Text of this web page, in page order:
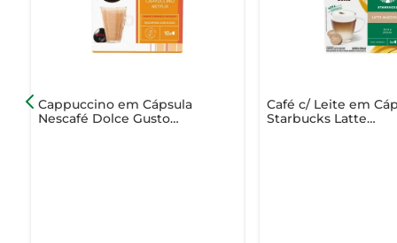
Com o Cappuccino em Cápsula 3 Corações Lovers
com um toque especial.
Cappuccino em Cápsula
Nescafé Dolce Gusto
Café c/ Leite em
Starbucks Latte